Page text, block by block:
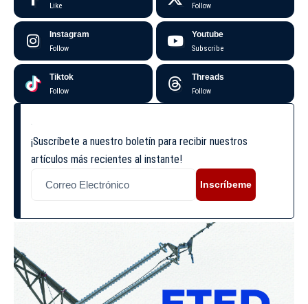
Like Follow
Instagram
Follow
Youtube
Subscribe
Tiktok
Follow
Threads
Follow
¡Suscríbete a nuestro boletín para recibir nuestros
artículos más recientes al instante!
Inscríbeme